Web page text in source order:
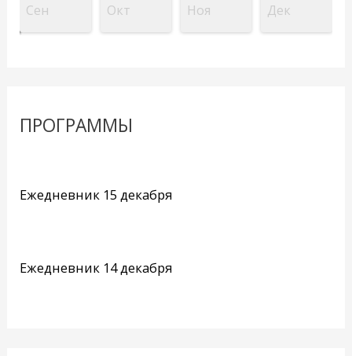
Сен Окт Ноя Дек
ПРОГРАММЫ
Ежедневник 15 декабря
Ежедневник 14 декабря